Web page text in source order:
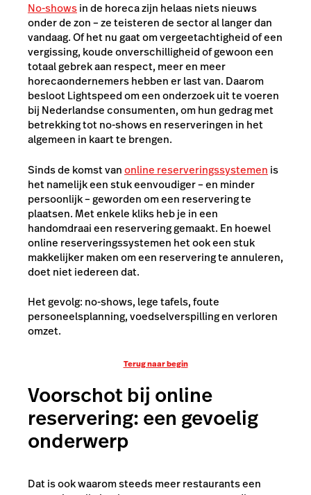
No-showsin de horeca zijn helaas niets nieuws
onder de zon – ze teisteren de sector al langer dan
vandaag. Of het nu gaat om vergeetachtigheid of een
vergissing, koude onverschilligheid of gewoon een
totaal gebrek aan respect, meer en meer
horecaondernemers hebben er last van. Daarom
besloot Lightspeed om een onderzoek uit te voeren
bij Nederlandse consumenten, om hun gedrag met
betrekking tot no-shows en reserveringen in het
algemeen in kaart te brengen.
Sinds de komst vanonline reserveringssystemen is
het namelijk een stuk eenvoudiger – en minder
persoonlijk – geworden om een reservering te
plaatsen. Met enkele kliks heb je in een
handomdraai een reservering gemaakt. En hoewel
online reserveringssystemen het ook een stuk
makkelijker maken om een reservering te annuleren,
doet niet iedereen dat.
Het gevolg: no-shows, lege tafels, foute
personeelsplanning, voedselverspilling en verloren
omzet.
Terug naar begin
Voorschot bij online
reservering: een gevoelig
onderwerp
Dat is ook waarom steeds meer restaurants een